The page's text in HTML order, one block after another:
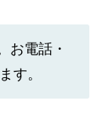
お電話・
す。